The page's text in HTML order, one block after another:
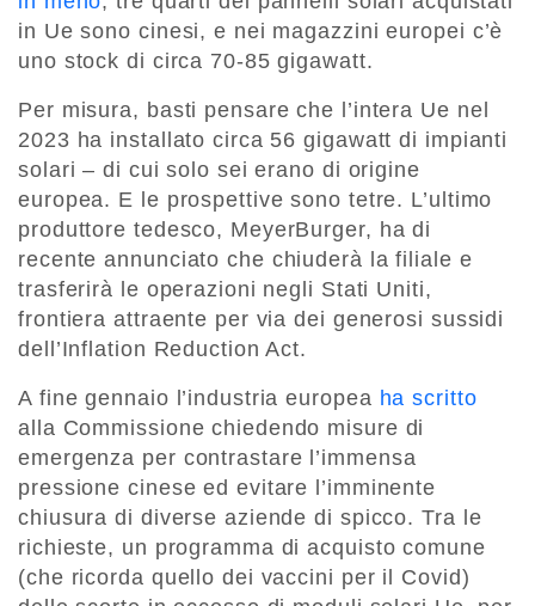
in Ue sono cinesi, e nei magazzini europei c’è
uno stock di circa 70-85 gigawatt.
Per misura, basti pensare che l’intera Ue nel
2023 ha installato circa 56 gigawatt di impianti
solari – di cui solo sei erano di origine
europea. E le prospettive sono tetre. L’ultimo
produttore tedesco, MeyerBurger, ha di
recente annunciato che chiuderà la filiale e
trasferirà le operazioni negli Stati Uniti,
frontiera attraente per via dei generosi sussidi
dell’Inflation Reduction Act.
A fine gennaio l’industria europea ha scritto
alla Commissione chiedendo misure di
emergenza per contrastare l’immensa
pressione cinese ed evitare l’imminente
chiusura di diverse aziende di spicco. Tra le
richieste, un programma di acquisto comune
(che ricorda quello dei vaccini per il Covid)